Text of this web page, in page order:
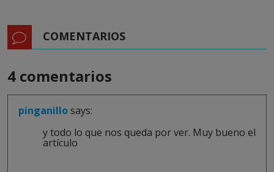
COMENTARIOS
4 comentarios
pinganillosays:
y todo lo que nos queda por ver. Muy bueno el
artículo